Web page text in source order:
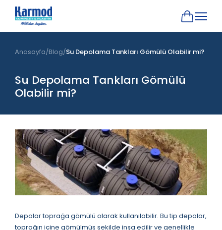
Anasayfa Blog Su Depolama Tankları Gömülü Olabilir mi?
Su Depolama Tankları Gömülü
Olabilir mi?
Depolar toprağa gömülü olarak kullanılabilir. Bu tip depolar,
toprağın içine gömülmüş şekilde inşa edilir ve genellikle